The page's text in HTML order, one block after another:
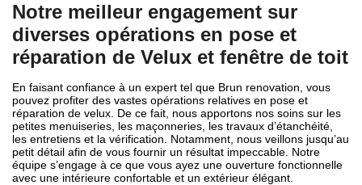
Notre meilleur engagement sur
diverses opérations en pose et
réparation de Velux et fenêtre de toit
En faisant confiance à un expert tel que Brun renovation, vous
pouvez profiter des vastes opérations relatives en pose et
réparation de velux. De ce fait, nous apportons nos soins sur les
petites menuiseries, les maçonneries, les travaux d’étanchéité,
les entretiens et la vérification. Notamment, nous veillons jusqu’au
petit détail afin de vous fournir un résultat impeccable. Notre
équipe s’engage à ce que vous ayez une ouverture fonctionnelle
avec une intérieure confortable et un extérieur élégant.